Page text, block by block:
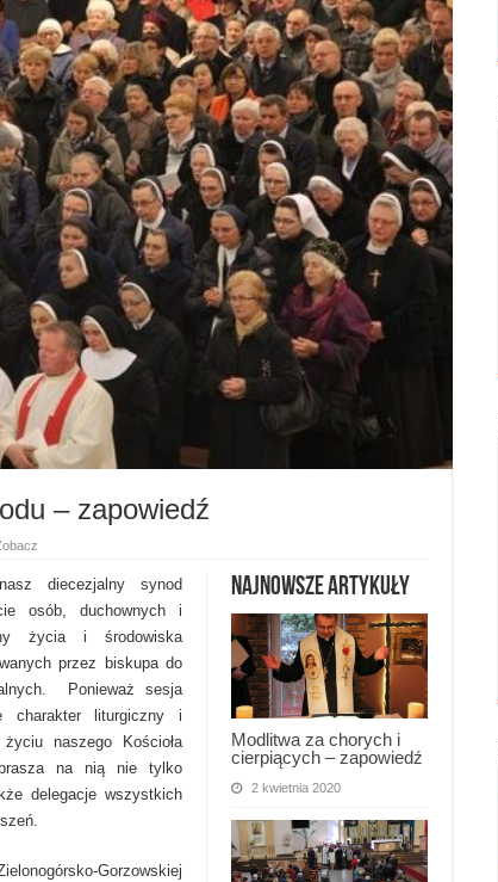
– zapowiedź
Najnowsze artykuły
Modlitwa za chorych i
cierpiących – zapowiedź
2 kwietnia 2020
diecezjalny synod
osób, duchownych i
życia i środowiska
przez biskupa do
Ponieważ sesja
charakter liturgiczny i
naszego Kościoła
na nią nie tylko
delegacje wszystkich
Gorzowskiej